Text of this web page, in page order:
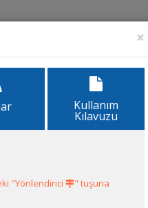
×
Kullanım
Kılavuzu
"Yönlendirici
" tuşuna